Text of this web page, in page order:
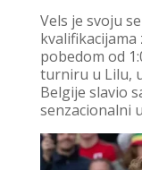
Vels je svoju
kvalifikacijama
pobedom od
turniru u Lilu,
Belgije slavio
senzacionalni